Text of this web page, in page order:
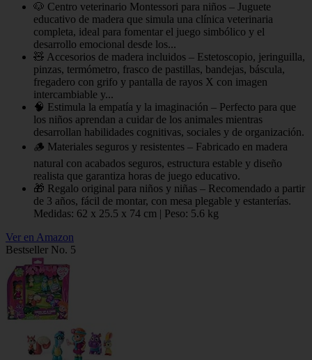
🐶 Centro veterinario Montessori para niños – Juguete
educativo de madera que simula una clínica veterinaria
completa, ideal para fomentar el juego simbólico y el
desarrollo emocional desde los...
🧸 Accesorios de madera incluidos – Estetoscopio, jeringuilla,
pinzas, termómetro, frasco de pastillas, bandejas, báscula,
fregadero con grifo y pantalla de rayos X con imagen
intercambiable y...
🧠 Estimula la empatía y la imaginación – Perfecto para que
los niños aprendan a cuidar de los animales mientras
desarrollan habilidades cognitivas, sociales y de organización.
🪵 Materiales seguros y resistentes – Fabricado en madera
natural con acabados seguros, estructura estable y diseño
realista que garantiza horas de juego educativo.
🎁 Regalo original para niños y niñas – Recomendado a partir
de 3 años, fácil de montar, con mesa plegable y estanterías.
Medidas: 62 x 25.5 x 74 cm | Peso: 5.6 kg
Ver en Amazon
Bestseller No. 5